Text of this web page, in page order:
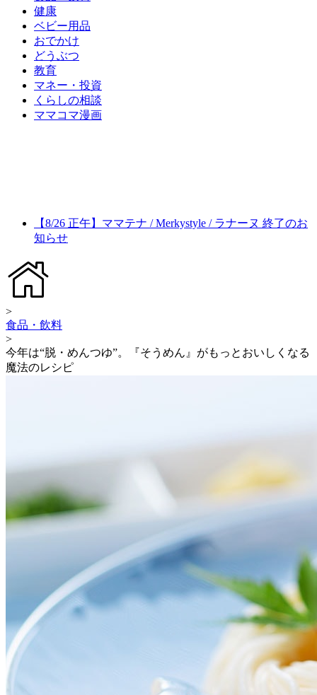
健康
ベビー用品
おでかけ
どうぶつ
教育
マネー・投資
くらしの相談
ママコマ漫画
【8/26 正午】ママテナ / Merkystyle / ラナーヌ 終了のお
知らせ
>
食品・飲料
>
今年は“脱・めんつゆ”。『そうめん』がもっとおいしくなる
魔法のレシピ